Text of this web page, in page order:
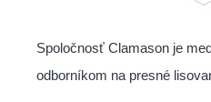
Spoločnosť Clamason je
odborníkom na presné